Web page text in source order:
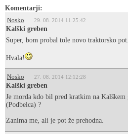
Komentarji:
Nosko
29. 08. 2014 11:25:42
Kalški greben
Super, bom probal tole novo traktorsko pot.
Hvala!
Nosko 27. 08. 2014 12:12:28
Kalški greben
Je morda kdo bil pred kratkim na
(Podbelca) ?
Zanima me, ali je pot že prehodna.